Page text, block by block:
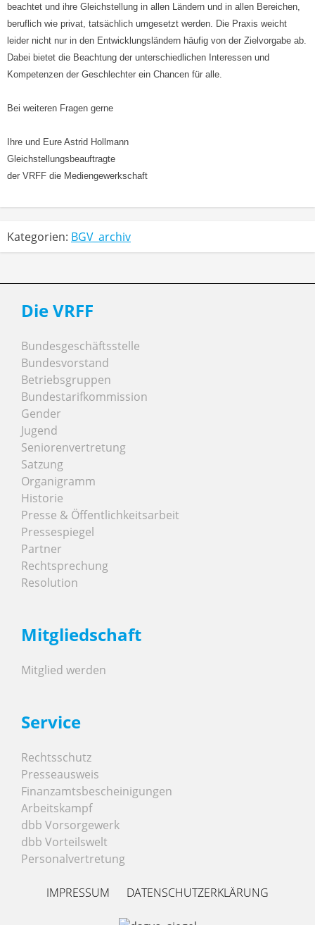
beachtet und ihre Gleichstellung in allen Ländern und in allen Bereichen,
beruflich wie privat, tatsächlich umgesetzt werden. Die Praxis weicht
leider nicht nur in den Entwicklungsländern häufig von der Zielvorgabe ab.
Dabei bietet die Beachtung der unterschiedlichen Interessen und
Kompetenzen der Geschlechter ein Chancen für alle.
Bei weiteren Fragen gerne
Ihre und Eure Astrid Hollmann
Gleichstellungsbeauftragte
der VRFF die Mediengewerkschaft
Kategorien: BGV_archiv
Die VRFF
Bundesgeschäftsstelle
Bundesvorstand
Betriebsgruppen
Bundestarifkommission
Gender
Jugend
Seniorenvertretung
Satzung
Organigramm
Historie
Presse & Öffentlichkeitsarbeit
Pressespiegel
Partner
Rechtsprechung
Resolution
Mitgliedschaft
Mitglied werden
Service
Rechtsschutz
Presseausweis
Finanzamtsbescheinigungen
Arbeitskampf
dbb Vorsorgewerk
dbb Vorteilswelt
Personalvertretung
IMPRESSUM DATENSCHUTZERKLÄRUNG